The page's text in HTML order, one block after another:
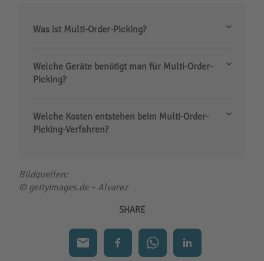
Was ist Multi-Order-Picking?
Welche Geräte benötigt man für Multi-Order-
Picking?
Welche Kosten entstehen beim Multi-Order-
Picking-Verfahren?
Bildquellen:
© gettyimages.de – Alvarez
SHARE